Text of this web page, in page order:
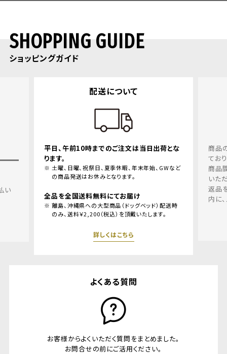
SHOPPING GUIDE
ショッピングガイド
配送について
平日、午前10時までのご注文は当日出荷とな
ります。
土曜、日曜、祝祭日、夏季休暇、年末年始、GWなど
の商品発送はお休みとなります。
全品を全国送料無料にてお届け
離島、沖縄県への大型商品（ドッグベッド）配送時
のみ、送料￥2,200（税込）を頂戴いたします。
詳しくはこちら
商品の品
ておりま
商品間違
いただきま
返品を希
内に、メ
よくある質問
お客様からよくいただく質問をまとめました。
お問合せの前にご活用ください。